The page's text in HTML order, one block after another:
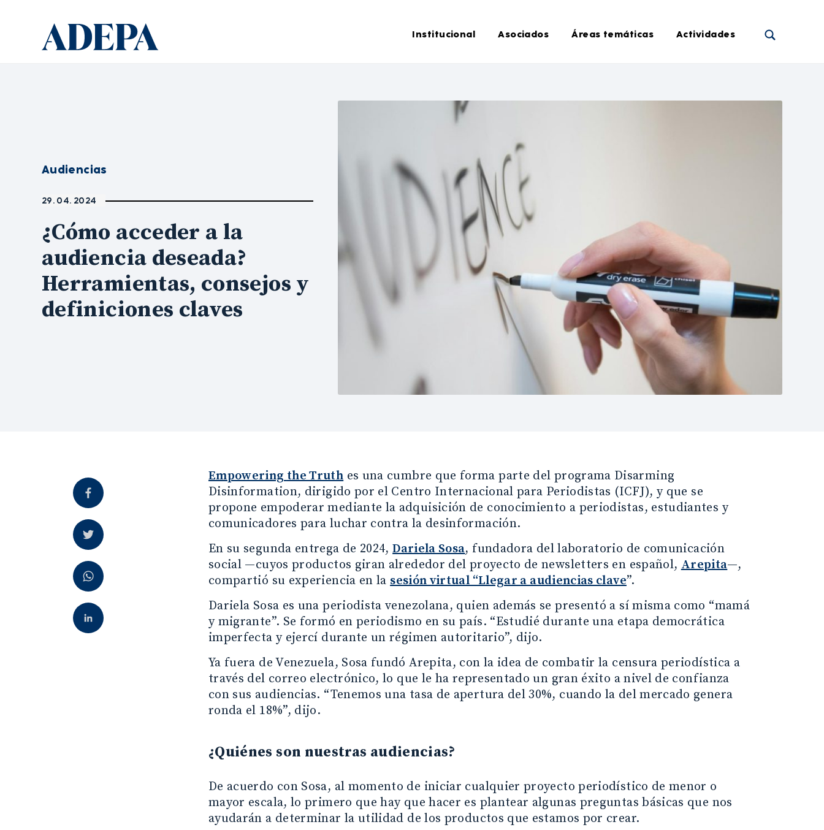
Institucional Asociados Áreas temáticas Actividades
Audiencias
29. 04. 2024
¿Cómo acceder a la
audiencia deseada?
Herramientas, consejos y
definiciones claves
Empoweringthe Truthes una cumbre que forma parte del programa Disarming
Disinformation, dirigido por el Centro Internacional para Periodistas (ICFJ), y que se
propone empoderar mediante la adquisición de conocimiento a periodistas, estudiantes y
comunicadores para luchar contra la desinformación.
En su segunda entrega de 2024,Dariela Sosa, fundadora del laboratorio de comunicación
social —cuyos productos giran alrededor del proyecto de newsletters en español,Arepita—,
compartió su experiencia en lasesión virtual “Llegar a audiencias clave”.
Dariela Sosa es una periodista venezolana, quien además se presentó a sí misma como “mamá
y migrante”. Se formó en periodismo en su país. “Estudié durante una etapa democrática
imperfecta y ejercí durante un régimen autoritario”, dijo.
Ya fuera de Venezuela, Sosa fundó Arepita, con la idea de combatir la censura periodística a
través del correo electrónico, lo que le ha representado un gran éxito a nivel de confianza
con sus audiencias. “Tenemos una tasa de apertura del 30%, cuando la del mercado genera
ronda el 18%”, dijo.
¿Quiénes son nuestras audiencias?
De acuerdo con Sosa, al momento de iniciar cualquier proyecto periodístico de menor o
mayor escala, lo primero que hay que hacer es plantear algunas preguntas básicas que nos
ayudarán a determinar la utilidad de los productos que estamos por crear.